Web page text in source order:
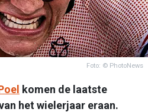
Foto: © PhotoNews
komen de laatste
het wielerjaar eraan.